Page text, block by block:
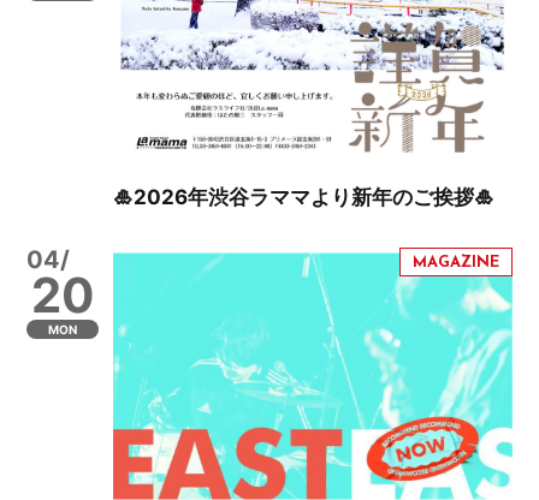
🎍2026年渋谷ラママより新年のご挨拶🎍
04/
20
MON